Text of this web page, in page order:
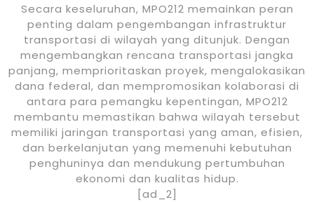
Secara keseluruhan, MPO212 memainkan peran
penting dalam pengembangan infrastruktur
transportasi di wilayah yang ditunjuk. Dengan
mengembangkan rencana transportasi jangka
panjang, memprioritaskan proyek, mengalokasikan
dana federal, dan mempromosikan kolaborasi di
antara para pemangku kepentingan, MPO212
membantu memastikan bahwa wilayah tersebut
memiliki jaringan transportasi yang aman, efisien,
dan berkelanjutan yang memenuhi kebutuhan
penghuninya dan mendukung pertumbuhan
ekonomi dan kualitas hidup.
[ad_2]